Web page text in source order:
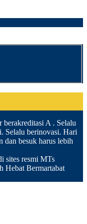
berakreditasi A . Selalu
Selalu berinovasi. Hari
dan besuk harus lebih
sites resmi MTs
Hebat Bermartabat